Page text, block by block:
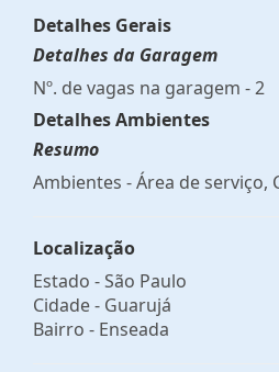
Detalhes Gerais
Detalhes da Garagem
Nº. de vagas na garagem - 2
Detalhes Ambientes
Resumo
Ambientes - Área de serviço,
Localização
Estado -São Paulo
Cidade - Guarujá
Bairro - Enseada